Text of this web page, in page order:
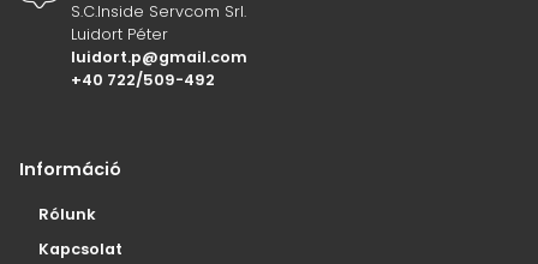
S.C.Inside Servcom Srl.
Luidort Péter
luidort.p@gmail.com
+40 722/509-492
Információ
Rólunk
Kapcsolat